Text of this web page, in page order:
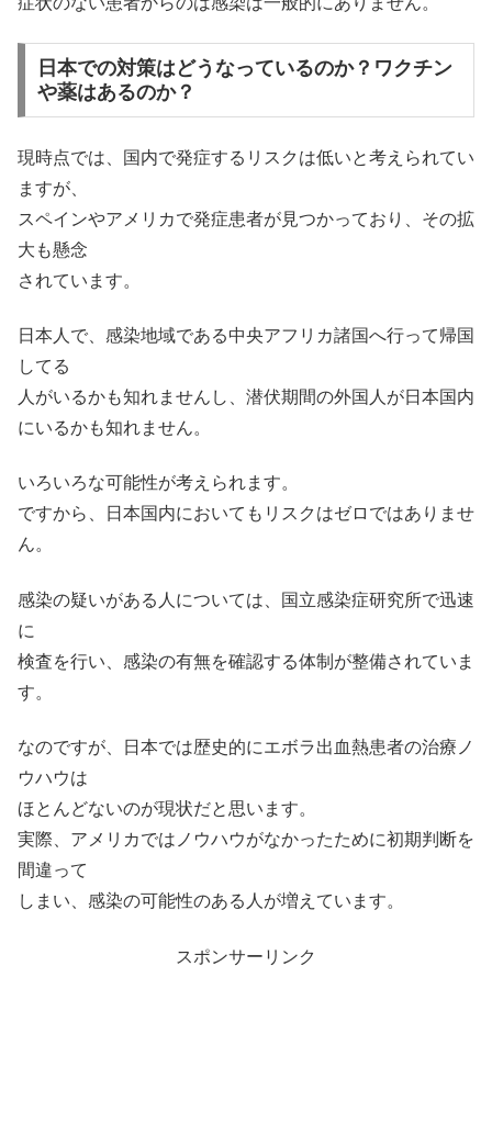
日本での対策はどうなっているのか？ワクチン
や薬はあるのか？
現時点では、国内で発症するリスクは低いと考えられてい
ますが、
スペインやアメリカで発症患者が見つかっており、その拡
大も懸念
されています。
日本人で、感染地域である中央アフリカ諸国へ行って帰国
してる
人がいるかも知れませんし、潜伏期間の外国人が日本国内
にいるかも知れません。
いろいろな可能性が考えられます。
ですから、日本国内においてもリスクはゼロではありませ
ん。
感染の疑いがある人については、国立感染症研究所で迅速
に
検査を行い、感染の有無を確認する体制が整備されていま
す。
なのですが、日本では歴史的にエボラ出血熱患者の治療ノ
ウハウは
ほとんどないのが現状だと思います。
実際、アメリカではノウハウがなかったために初期判断を
間違って
しまい、感染の可能性のある人が増えています。
スポンサーリンク